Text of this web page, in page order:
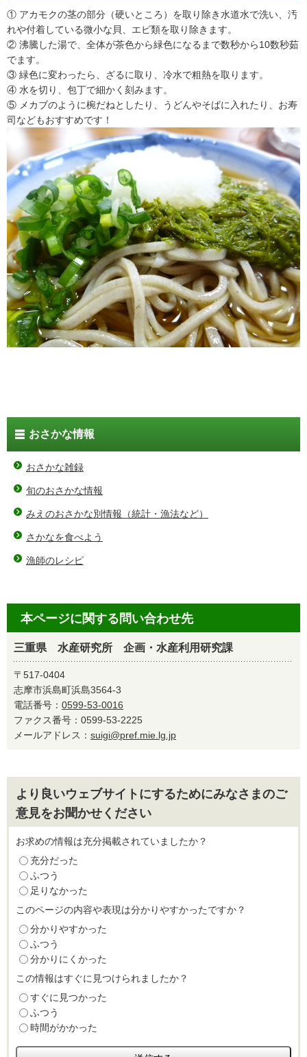
① アカモクの茎の部分（硬いところ）を取り除き水道水で洗い、汚
れや付着している微小な貝、エビ類を取り除きます。
② 沸騰した湯で、全体が茶色から緑色になるまで数秒から10数秒茹
でます。
③ 緑色に変わったら、ざるに取り、冷水で粗熱を取ります。
④ 水を切り、包丁で細かく刻みます。
⑤ メカブのように椀だねとしたり、うどんやそばに入れたり、お寿
司などもおすすめです！
おさかな情報
おさかな雑録
旬のおさかな情報
みえのおさかな別情報（統計・漁法など）
さかなを食べよう
漁師のレシピ
本ページに関する問い合わせ先
三重県 水産研究所 企画・水産利用研究課
〒517-0404
志摩市浜島町浜島3564-3
電話番号： 0599-53-0016
ファクス番号：0599-53-2225
メールアドレス： suigi@pref.mie.lg.jp
より良いウェブサイトにするためにみなさまのご
意見をお聞かせください
お求めの情報は充分掲載されていましたか？
充分だった
ふつう
足りなかった
このページの内容や表現は分かりやすかったですか？
分かりやすかった
ふつう
分かりにくかった
この情報はすぐに見つけられましたか？
すぐに見つかった
ふつう
時間がかかった